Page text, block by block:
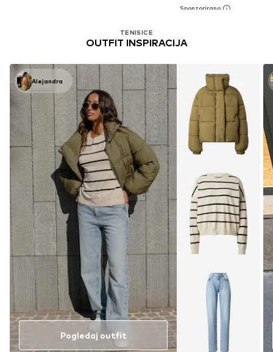
TENISICE
OUTFIT INSPIRACIJA
Alejandra
Pogledaj outfit